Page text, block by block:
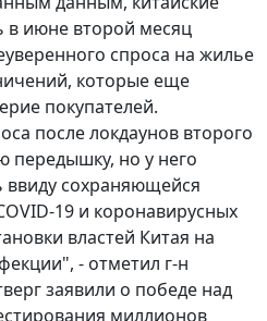
в июне второй месяц
спроса на жилье
которые еще
покупателей.
после локдаунов второго
передышку, но у него
ввиду сохраняющейся
19 и коронавирусных
властей Китая на
- отметил г-н
заявили о победе над
миллионов